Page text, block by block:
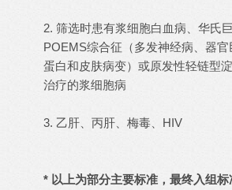
2. 筛选时患有浆细胞白血病、华氏
POEMS综合征（多发神经病、器
蛋白和皮肤病变）或原发性轻链型
治疗的浆细胞病
3. 乙肝、丙肝、梅毒、HIV
* 以上为部分主要标准，最终入组